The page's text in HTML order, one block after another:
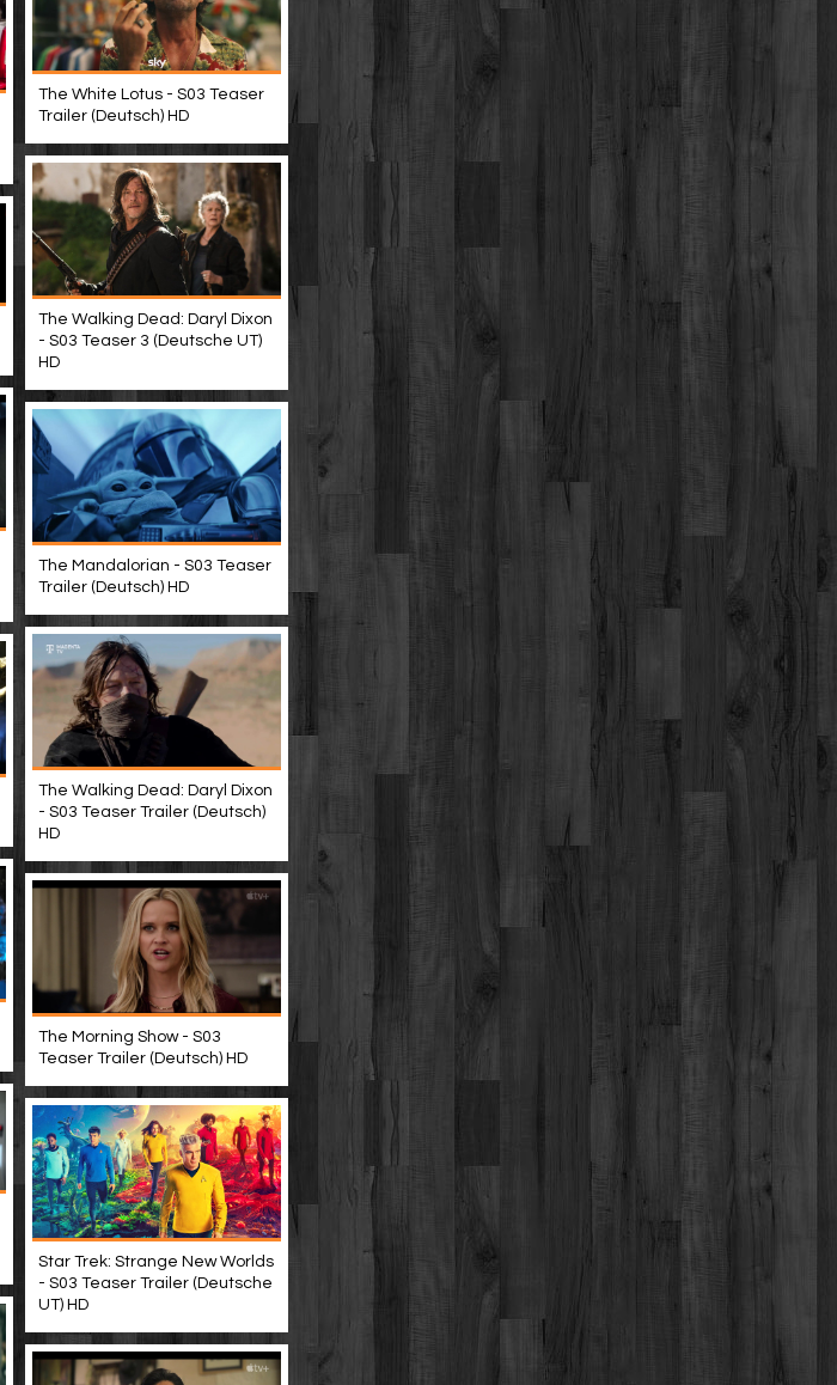
The White Lotus - S03 Teaser
Trailer (Deutsch) HD
The Walking Dead: Daryl Dixon
- S03 Teaser 3 (Deutsche UT)
HD
The Mandalorian - S03 Teaser
Trailer (Deutsch) HD
The Walking Dead: Daryl Dixon
- S03 Teaser Trailer (Deutsch)
HD
The Morning Show - S03
Teaser Trailer (Deutsch) HD
Star Trek: Strange New Worlds
- S03 Teaser Trailer (Deutsche
UT) HD